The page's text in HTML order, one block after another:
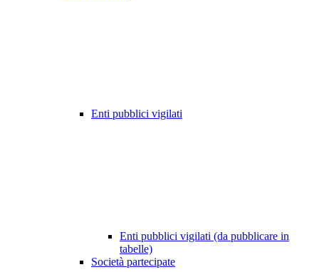
Enti pubblici vigilati
Enti pubblici vigilati (da pubblicare in
tabelle)
Società partecipate